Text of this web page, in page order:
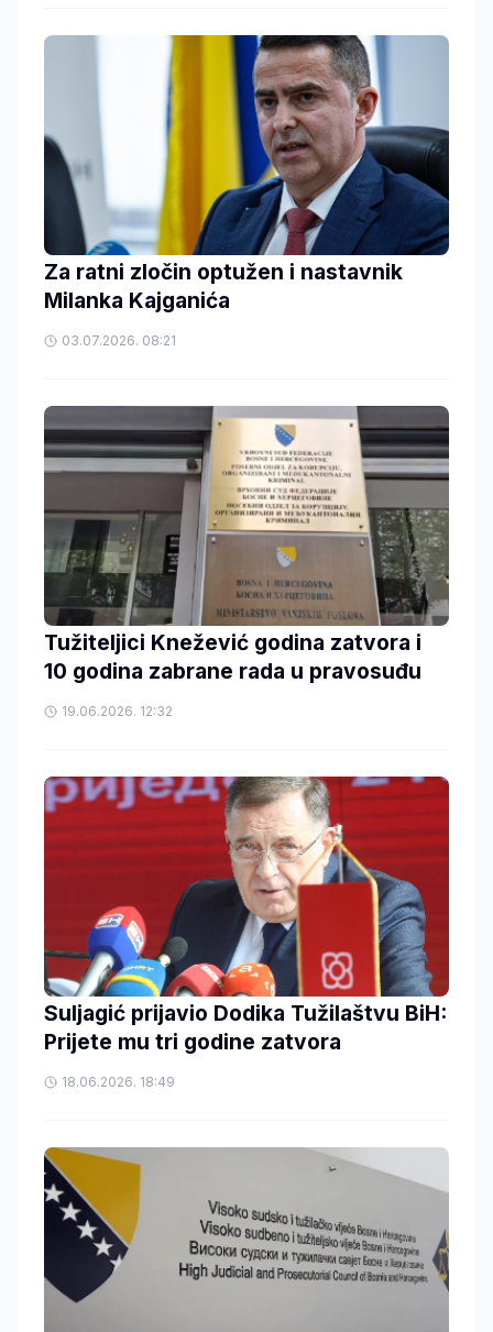
Za ratni zločin optužen i nastavnik
Milanka Kajganića
03.07.2026. 08:21
Tužiteljici Knežević godina zatvora i
10 godina zabrane rada u pravosuđu
19.06.2026. 12:32
Suljagić prijavio Dodika Tužilaštvu BiH:
Prijete mu tri godine zatvora
18.06.2026. 18:49